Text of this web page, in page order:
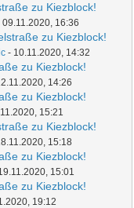
zu Kiezblock!
09.11.2020, 16:36
zu Kiezblock!
- 10.11.2020, 14:32
zu Kiezblock!
14:26
zu Kiezblock!
15:21
zu Kiezblock!
15:18
zu Kiezblock!
15:01
zu Kiezblock!
19:12